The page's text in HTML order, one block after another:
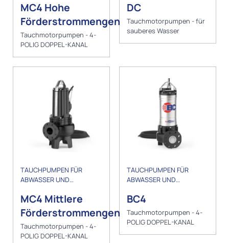
MC4 Hohe
Förderstrommengen
Tauchmotorpumpen - 4-
POLIG DOPPEL-KANAL
DC
Tauchmotorpumpen - für
sauberes Wasser
TAUCHPUMPEN FÜR
ABWASSER UND
MC4 Mittlere
Förderstrommengen
Tauchmotorpumpen - 4-
POLIG DOPPEL-KANAL
TAUCHPUMPEN FÜR
ABWASSER UND
BC4
Tauchmotorpumpen - 4-
POLIG DOPPEL-KANAL